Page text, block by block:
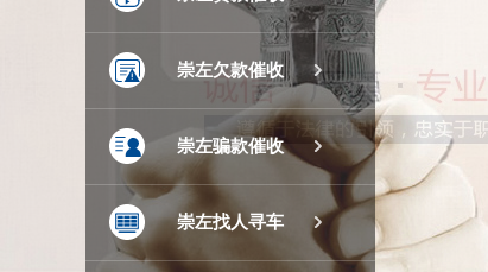
崇左欠款催收 
崇左骗款催收 
崇左找人寻车 